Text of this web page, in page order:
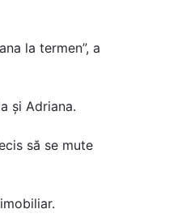
la termen”, a
și Adriana.
să se mute